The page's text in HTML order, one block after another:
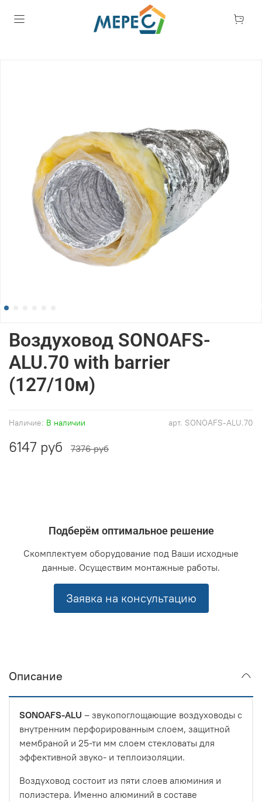
арт. SONOAFS-ALU.70
Наличие: В наличии
Воздуховод SONOAFS-
ALU.70 with barrier
(127/10м)
6147 руб 7376 руб
Подберём оптимальное решение
Скомплектуем оборудование под Ваши исходные
данные. Осуществим монтажные работы.
Заявка на консультацию
Описание
SONOAFS-ALU – звукопоглощающие воздуховоды с
внутренним перфорированным слоем, защитной
мембраной и 25-ти мм слоем стекловаты для
эффективной звуко- и теплоизоляции.
Воздуховод состоит из пяти слоев алюминия и
полиэстера. Именно алюминий в составе